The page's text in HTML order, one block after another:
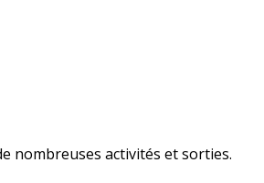
nombreuses activités et sorties.